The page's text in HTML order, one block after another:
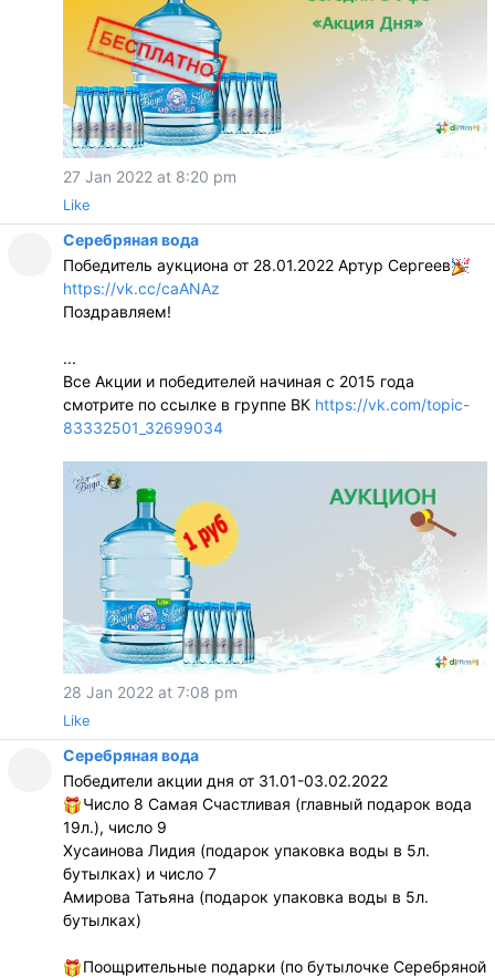
27 Jan 2022 at 8:20 pm
Like
Серебряная вода
Победитель аукциона от 28.01.2022 Артур Сергеев
https://vk.cc/caANAz
Поздравляем!
...
Все Акции и победителей начиная с 2015 года
смотрите по ссылке в группе ВК https://vk.com/topic-
83332501_32699034
28 Jan 2022 at 7:08 pm
Like
Серебряная вода
Победители акции дня от 31.01-03.02.2022
Число 8 Самая Счастливая (главный подарок вода
19л.), число 9
Хусаинова Лидия (подарок упаковка воды в 5л.
бутылках) и число 7
Амирова Татьяна (подарок упаковка воды в 5л.
бутылках)
Поощрительные подарки (по бутылочке Серебряной